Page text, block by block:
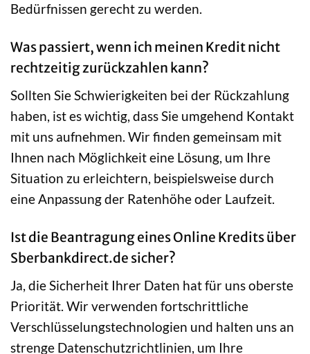
Bedürfnissen gerecht zu werden.
Was passiert, wenn ich meinen Kredit nicht
rechtzeitig zurückzahlen kann?
Sollten Sie Schwierigkeiten bei der Rückzahlung
haben, ist es wichtig, dass Sie umgehend Kontakt
mit uns aufnehmen. Wir finden gemeinsam mit
Ihnen nach Möglichkeit eine Lösung, um Ihre
Situation zu erleichtern, beispielsweise durch
eine Anpassung der Ratenhöhe oder Laufzeit.
Ist die Beantragung eines Online Kredits über
Sberbankdirect.de sicher?
Ja, die Sicherheit Ihrer Daten hat für uns oberste
Priorität. Wir verwenden fortschrittliche
Verschlüsselungstechnologien und halten uns an
strenge Datenschutzrichtlinien, um Ihre